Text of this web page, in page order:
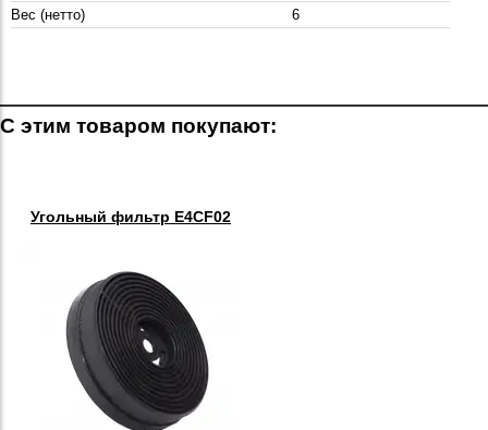
Вес (нетто)
6
С этим товаром покупают:
Угольный фильтр E4CF02